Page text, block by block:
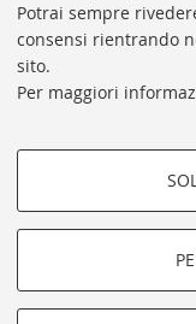
Potrai sempre
consensi rientrando
sito.
Per maggiori
COOKIE DI
FACOLTATIVI
navigazione degli